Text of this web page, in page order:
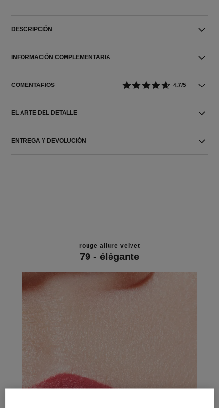
DESCRIPCIÓN
INFORMACIÓN COMPLEMENTARIA
COMENTARIOS 4.7/5
EL ARTE DEL DETALLE
ENTREGA Y DEVOLUCIÓN
rouge allure velvet
79 - élégante